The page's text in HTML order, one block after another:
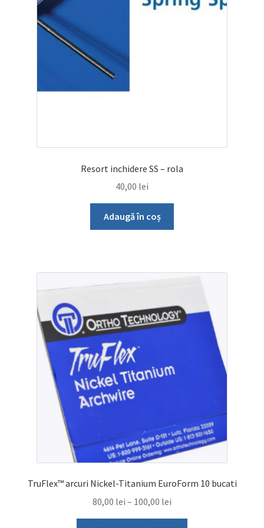
Resort inchidere SS – rola
40,00 lei
Adaugă în coș
TruFlex™ arcuri Nickel-Titanium EuroForm 10 bucati
80,00 lei – 100,00 lei
de